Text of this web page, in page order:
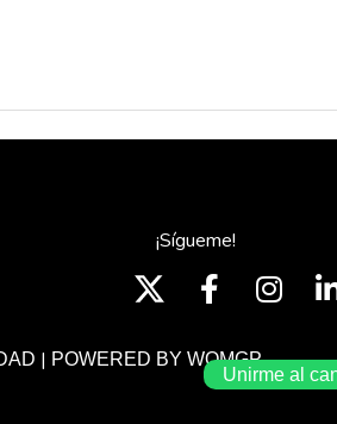
¡Sígueme!
| POWERED BY WOMGP
Unirme al